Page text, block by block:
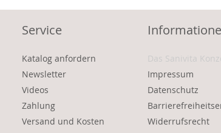
Service
Katalog anfordern
Newsletter
Videos
Zahlung
Versand und Kosten
Das Sanivita
Impressum
Datenschutz
Widerrufsrecht